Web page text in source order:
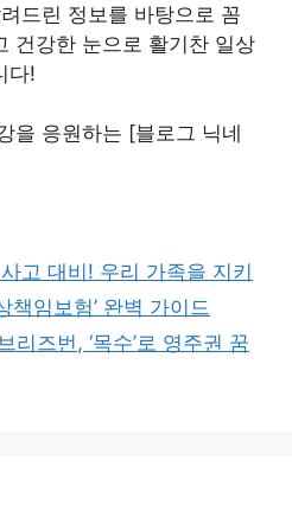
드린 정보를 바탕으로 꼼
건강한 눈으로 활기찬 일상
다!
을 응원하는 [블로그 닉네
고 대비! 우리 가족을 지키
책임보험’ 완벽 가이드
즈번, ‘목수’로 영주권 꿈